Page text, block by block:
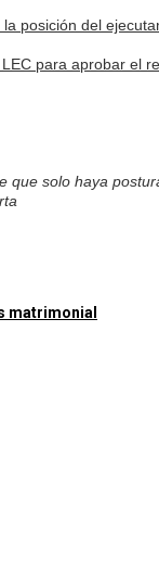
posición del
para aprobar el
solo haya
matrimonial